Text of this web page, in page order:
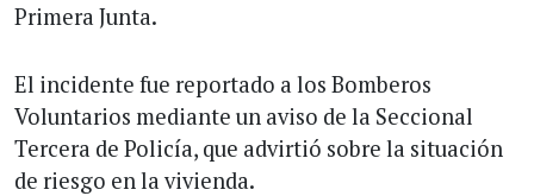
Primera Junta.
El incidente fue reportado a los Bomberos
Voluntarios mediante un aviso de la Seccional
Tercera de Policía, que advirtió sobre la situación
de riesgo en la vivienda.